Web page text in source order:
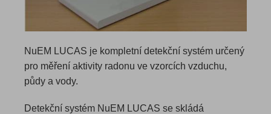
NuEM LUCAS je kompletní detekční systém určený
pro měření aktivity radonu ve vzorcích vzduchu,
půdy a vody.
Detekční systém NuEM LUCAS se skládá